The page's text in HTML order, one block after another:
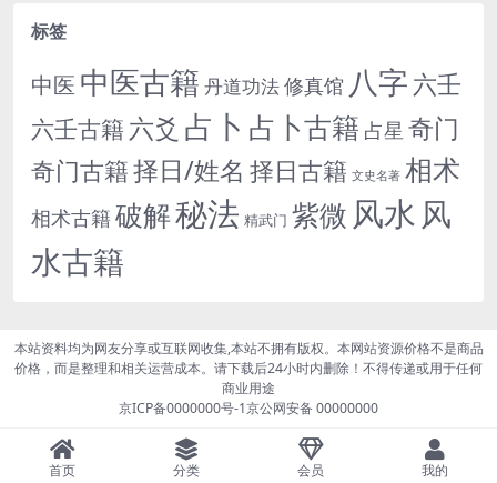
标签
中医 中医古籍 丹道功法修真馆 八字 六壬
六壬古籍 六爻 占卜 占卜古籍 占星 奇门
奇门古籍择日/姓名 择日古籍 文史名著 相术
相术古籍破解秘法 精武门 紫微 风水 风
水古籍
本站资料均为网友分享或互联网收集,本站不拥有版权。本网站资源价格不是商品
价格，而是整理和相关运营成本。请下载后24小时内删除！不得传递或用于任何
商业用途
京ICP备0000000号-1京公网安备 00000000
首页 分类 会员 我的